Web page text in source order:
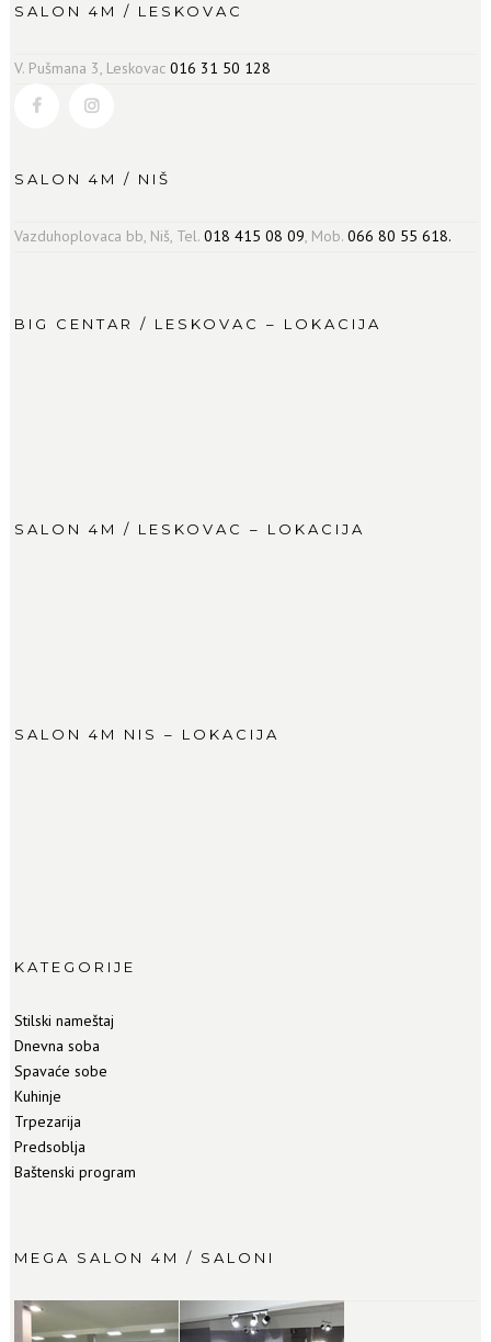
SALON 4M / LESKOVAC
V. Pušmana 3, Leskovac016 31 50 128
SALON 4M / NIŠ
Vazduhoplovaca bb, Niš, Tel.018 415 08 09 , Mob.066 80 55 618.
BIG CENTAR / LESKOVAC – LOKACIJA
SALON 4M / LESKOVAC – LOKACIJA
SALON 4M NIS – LOKACIJA
KATEGORIJE
Stilski nameštaj
Dnevna soba
Spavaće sobe
Kuhinje
Trpezarija
Predsoblja
Baštenski program
MEGA SALON 4M / SALONI